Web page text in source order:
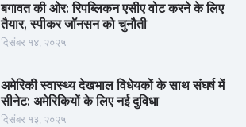
बगावत की ओर: रिपब्लिकन एसीए वोट करने के लिए
तैयार, स्पीकर जॉनसन को चुनौती
दिसंबर १४, २०२५
अमेरिकी स्वास्थ्य देखभाल विधेयकों के साथ संघर्ष में
सीनेट: अमेरिकियों के लिए नई दुविधा
दिसंबर १३, २०२५